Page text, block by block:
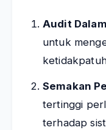
Audit
untuk
Semakan
tertinggi
terhadap